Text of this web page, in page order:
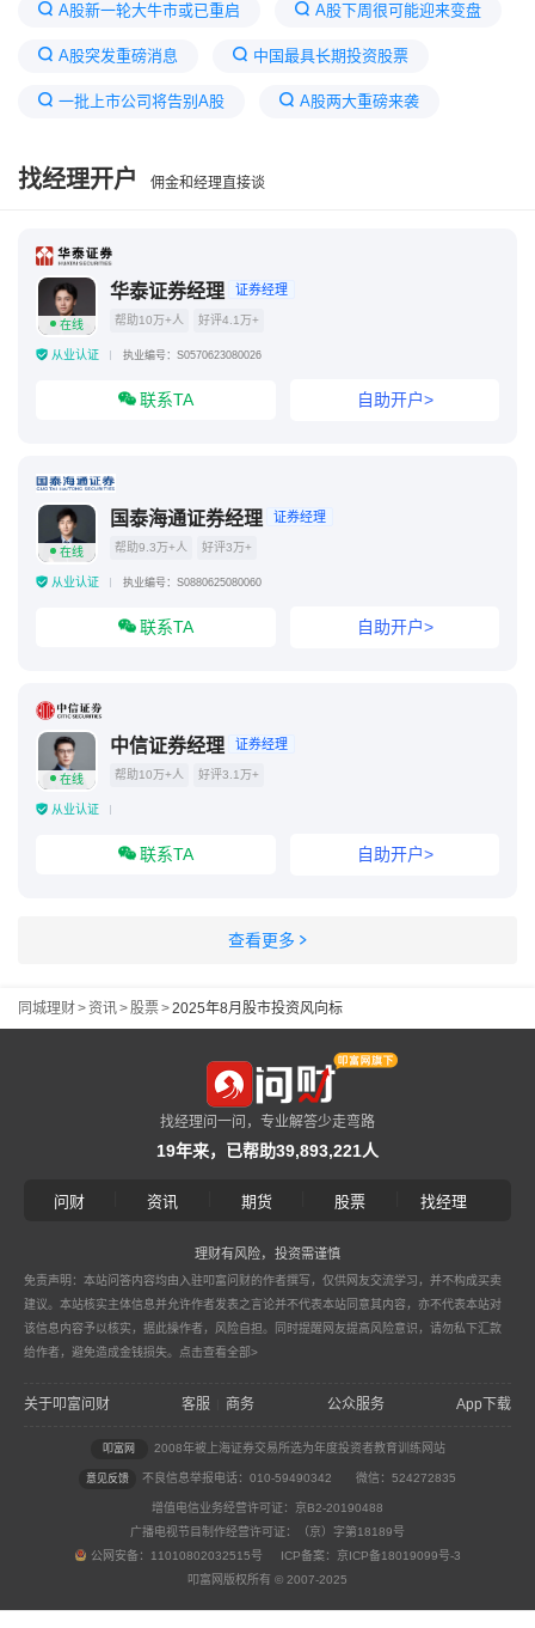
A股新一轮大牛市或已重启 A股下周很可能迎来变盘
A股突发重磅消息 中国最具长期投资股票
一批上市公司将告别A股 A股两大重磅来袭
A股刚出现两个新信号
A股盈利周期已步入上行趋势
找经理开户 佣金和经理直接谈
在线
华泰证券经理 证券经理
帮助10万+人 好评4.1万+
从业认证 执业编号：S0570623080026
联系TA 自助开户>
在线
国泰海通证券经理 证券经理
帮助9.3万+人 好评3万+
从业认证 执业编号：S0880625080060
联系TA 自助开户>
在线
中信证券经理 证券经理
帮助10万+人 好评3.1万+
从业认证
联系TA 自助开户>
查看更多
同城理财>资讯>股票>2025年8月股市投资风向标
找经理问一问，专业解答少走弯路
19年来，已帮助39,893,221人
问财 资讯 期货 股票 找经理
理财有风险，投资需谨慎
免责声明：本站问答内容均由入驻叩富问财的作者撰写，仅供网友交流学习，并不构成买卖
建议。本站核实主体信息并允许作者发表之言论并不代表本站同意其内容，亦不代表本站对
该信息内容予以核实，据此操作者，风险自担。同时提醒网友提高风险意识，请勿私下汇款
给作者，避免造成金钱损失。 点击查看全部>
关于叩富问财 客服 商务 公众服务 App下载
叩富网 2008年被上海证券交易所选为年度投资者教育训练网站
意见反馈 不良信息举报电话：010-59490342 微信：524272835
增值电信业务经营许可证：京B2-20190488
广播电视节目制作经营许可证：（京）字第18189号
公网安备：11010802032515号 ICP备案：京ICP备18019099号-3
叩富网版权所有 © 2007-2025